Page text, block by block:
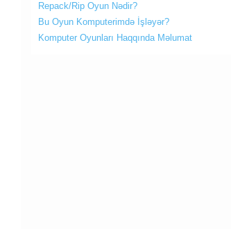
Repack/Rip Oyun Nədir?
Bu Oyun Komputerimdə İşləyər?
Komputer Oyunları Haqqında Məlumat